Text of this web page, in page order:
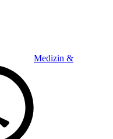
Medizin &